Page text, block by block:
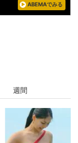
ABEMAでみる
週間